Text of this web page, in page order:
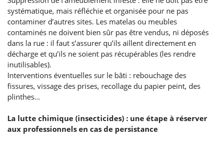
systématique, mais réfléchie et organisée pour ne pas
contaminer d’autres sites. Les matelas ou meubles
contaminés ne doivent bien sûr pas être vendus, ni déposés
dans la rue : il faut s’assurer qu’ils aillent directement en
décharge et qu’ils ne soient pas récupérables (les rendre
inutilisables).
Interventions éventuelles sur le bâti : rebouchage des
fissures, vissage des prises, recollage du papier peint, des
plinthes…
La lutte chimique (insecticides) : une étape à réserver
aux professionnels en cas de persistance